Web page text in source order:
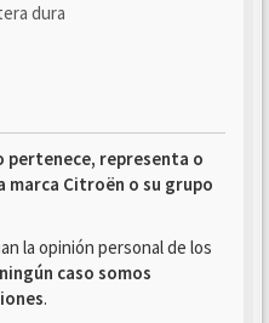
dura
pertenece, representa o
marca Citroën o su grupo
la opinión personal de los
caso somos
.